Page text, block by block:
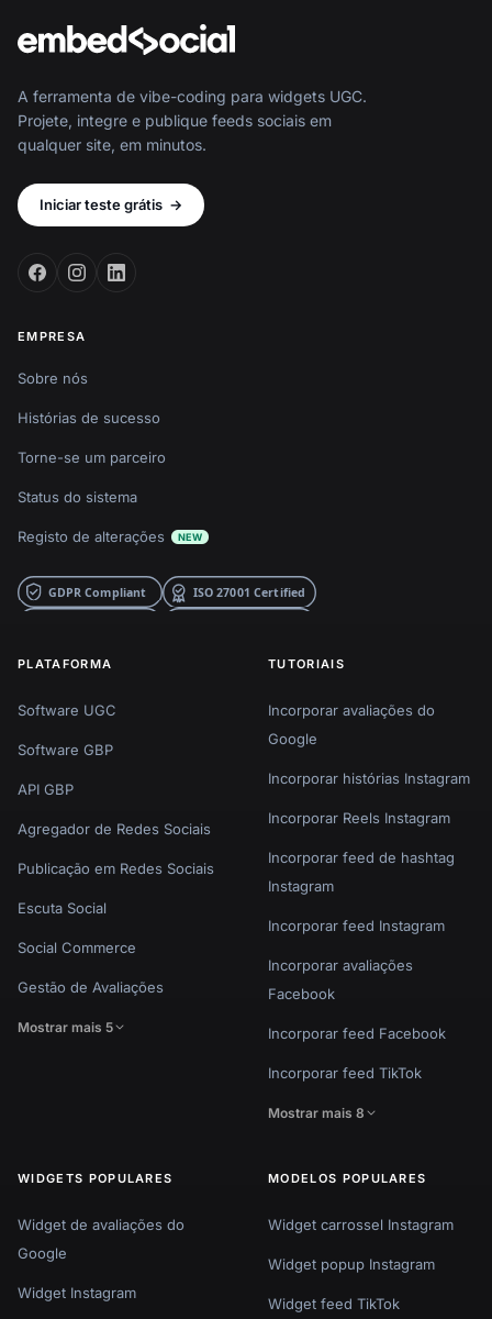
A ferramenta de vibe-coding para widgets UGC.
Projete, integre e publique feeds sociais em
qualquer site, em minutos.
Iniciar teste grátis →
EMPRESA
Sobre nós
Histórias de sucesso
Torne-se um parceiro
Status do sistema
Registo de alterações NEW
PLATAFORMA
Software UGC
Software GBP
API GBP
Agregador de Redes Sociais
Publicação em Redes Sociais
Escuta Social
Social Commerce
Gestão de Avaliações
Mostrar mais 5
TUTORIAIS
Incorporar avaliações do
Google
Incorporar histórias Instagram
Incorporar Reels Instagram
Incorporar feed de hashtag
Instagram
Incorporar feed Instagram
Incorporar avaliações
Facebook
Incorporar feed Facebook
Incorporar feed TikTok
Mostrar mais 8
WIDGETS POPULARES
Widget de avaliações do
Google
Widget Instagram
MODELOS POPULARES
Widget carrossel Instagram
Widget popup Instagram
Widget feed TikTok